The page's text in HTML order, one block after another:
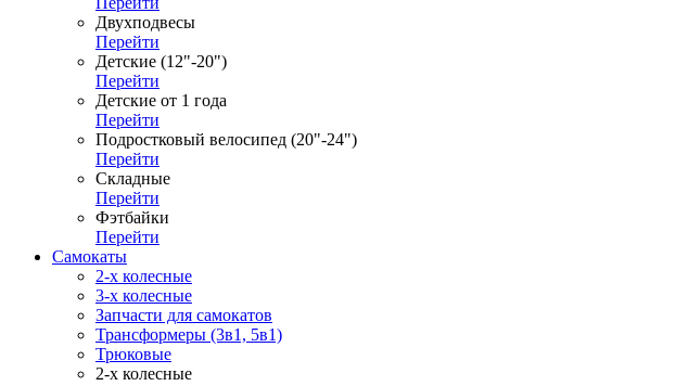
Двухподвесы
Перейти
Детские (12"-20")
Перейти
Детские от 1 года
Перейти
Подростковый велосипед (20"-24")
Перейти
Складные
Перейти
Фэтбайки
Перейти
Самокаты
2-х колесные
3-х колесные
Запчасти для самокатов
Трансформеры (3в1, 5в1)
Трюковые
2-х колесные